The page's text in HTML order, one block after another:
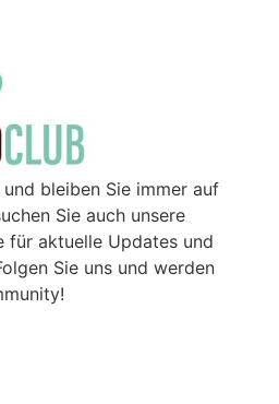
bleiben Sie immer auf
Sie auch unsere
für aktuelle Updates und
Sie uns und werden